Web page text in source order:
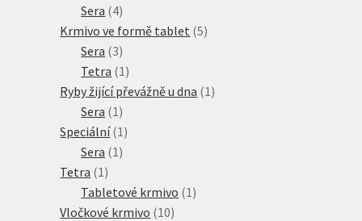
produkt
Sera 44
produkty
Krmivo ve formě tablet 55
Sera 33
produkty
Tetra 1 1
produkt
Ryby žijící převážně u dna 1 1
Sera 1 1
produkt
Speciální 1 1
Sera 1 1
Tetra 1 1
produkt
Tabletové krmivo 1 1
Vločkové krmivo 1010